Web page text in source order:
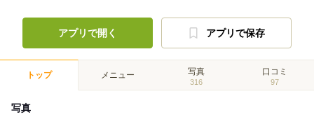
アプリで開く アプリで保存
トップ メニュー 写真
316
口コミ
97
写真